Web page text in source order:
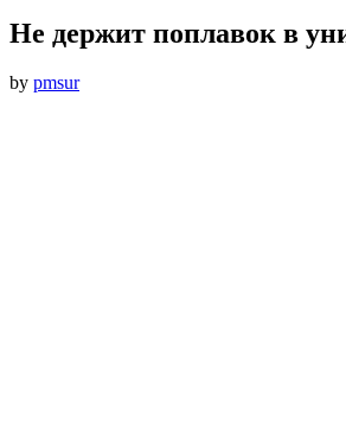
Не держит поплавок в
by pmsur